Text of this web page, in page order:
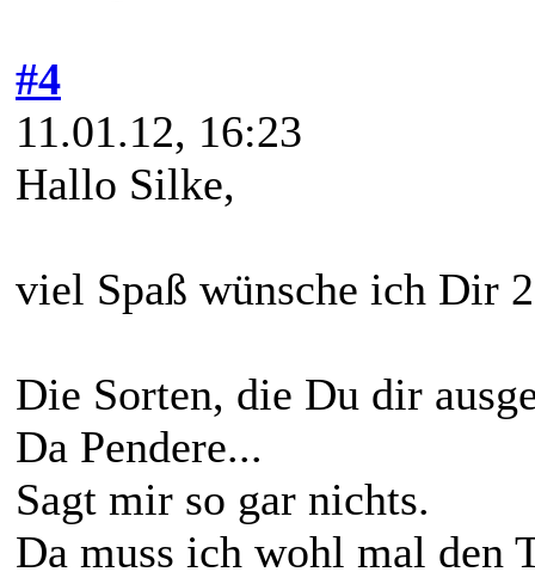
#4
11.01.12, 16:23
Hallo Silke,
viel Spaß wünsche ich Dir
Die Sorten, die Du dir
Da Pendere...
Sagt mir so gar nichts.
Da muss ich wohl mal den